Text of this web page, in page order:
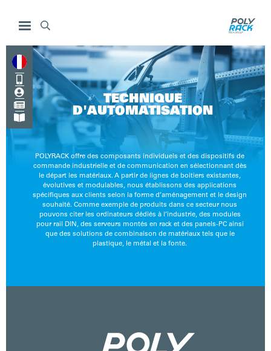




TECHNIQUE
D'AUTOMATISATION
POLYRACK offre des composants individuels et des dispositifs de
commande industrielle et de communication en sélectionnant dès
le départ les matériaux. A partir de lignes de boitiers existantes,
évolutives et modulables, nous établissons des applications
spécifiques aux clients selon la forme d’aménagement et le design
souhaité. Comme exemple de produits dans ce secteur nous
pouvons citer les ordinateurs dédiés à l’industrie, des modules
pour rail DIN, des serveurs montés en rack et des panels-PC ainsi
que des solutions de combinaison de matériaux tels que le
plastique, le métal et la fonte.